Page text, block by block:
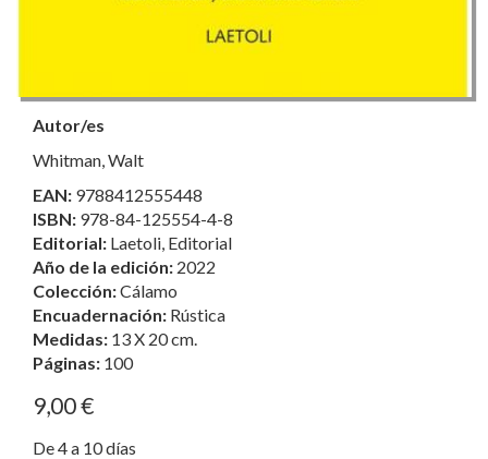
Autor/es
Whitman, Walt
EAN: 9788412555448
ISBN: 978-84-125554-4-8
Editorial: Laetoli, Editorial
Año de la edición: 2022
Colección:Cálamo
Encuadernación: Rústica
Medidas: 13 X 20 cm.
Páginas: 100
9,00 €
De 4 a 10 días